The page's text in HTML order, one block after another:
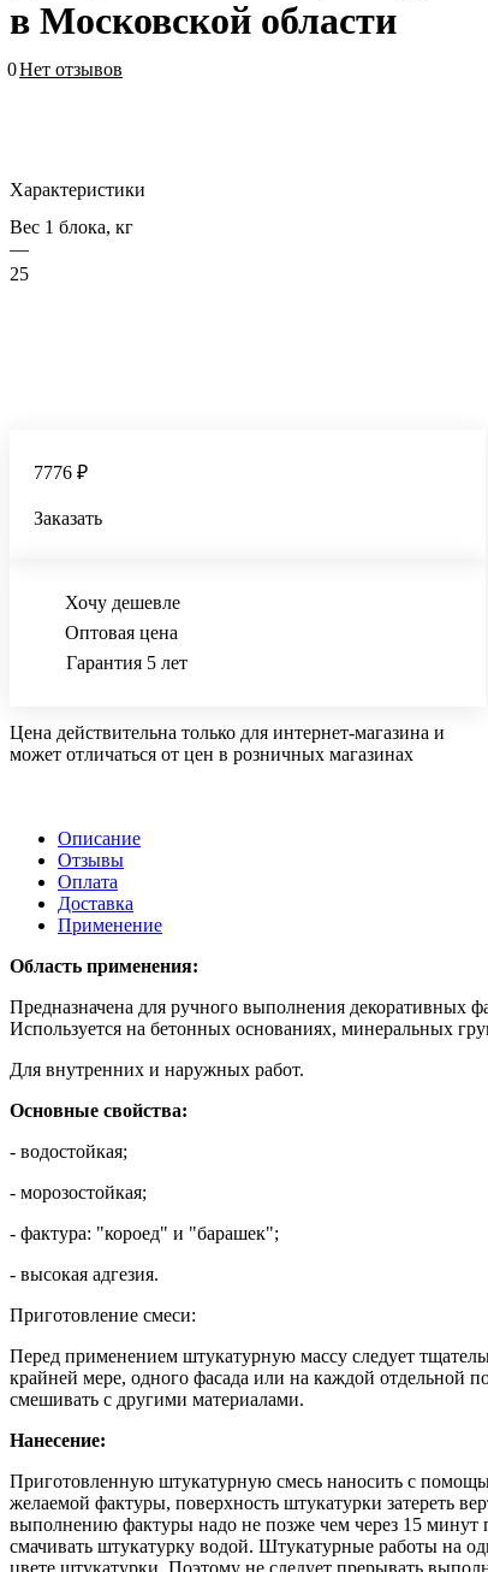
в Московской области
0Нет отзывов
Характеристики
Вес 1 блока, кг
—
25
7776 ₽
Заказать
Хочу дешевле
Оптовая цена
Гарантия 5 лет
Цена действительна только для интернет-магазина и
может отличаться от цен в розничных магазинах
Описание
Отзывы
Оплата
Доставка
Применение
Область применения:
Предназначена для ручного выполнения декоративных
Используется на бетонных основаниях, минеральных
Для внутренних и наружных работ.
Основные свойства:
- водостойкая;
- морозостойкая;
- фактура: "короед" и "барашек";
- высокая адгезия.
Приготовление смеси:
Перед применением штукатурную массу следует
крайней мере, одного фасада или на каждой отдельной
смешивать с другими материалами.
Нанесение:
Приготовленную штукатурную смесь наносить с
желаемой фактуры, поверхность штукатурки затереть
выполнению фактуры надо не позже чем через 15 минут
смачивать штукатурку водой. Штукатурные работы на
цвете штукатурки. Поэтому не следует прерывать